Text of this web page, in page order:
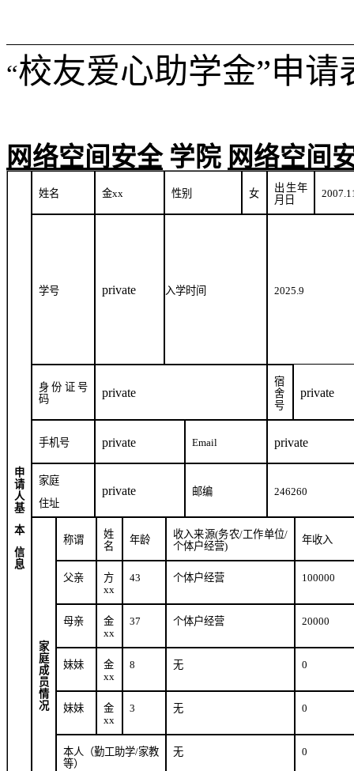
“校友爱心助学金”申请
网络空间安全 学院 网络空间
申
请
人
基
本
信
息
姓名 金xx 性别 女
出生年
月日
学号 private 入学时间 2025.9
身份证号
码
private
宿
舍
号
private
手机号 private Email private
家庭
住址
private 邮编 246260
家
庭
成
员
情
况
称谓
姓
名
年龄 收入来源(务农/工作单位/
个体户经营)
年收入
父亲
方
xx
43 个体户经营 100000
母亲
金
xx
37 个体户经营 20000
妹妹
金
xx
8 无 0
妹妹
金
xx
3 无 0
本人（勤工助学/家教
等）
无 0